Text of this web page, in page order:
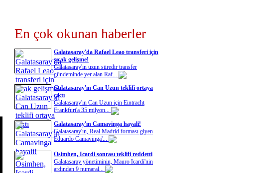
En çok okunan haberler
Galatasaray'da Rafael Leao transferi için
sıcak gelişme!
Galatasaray'ın uzun süredir transfer
gündeminde yer alan Raf...
Galatasaray'ın Can Uzun teklifi ortaya
çıktı
Galatasaray'ın Can Uzun için Eintracht
Frankfurt'a 35 milyon...
Galatasaray'ın Camavinga hayali!
Galatasaray'ın, Real Madrid forması giyen
Eduardo Camavinga'...
Osimhen, Icardi sonrası teklifi reddetti
Galatasaray yönetiminin, Mauro Icardi'nin
ardından 9 numaral...